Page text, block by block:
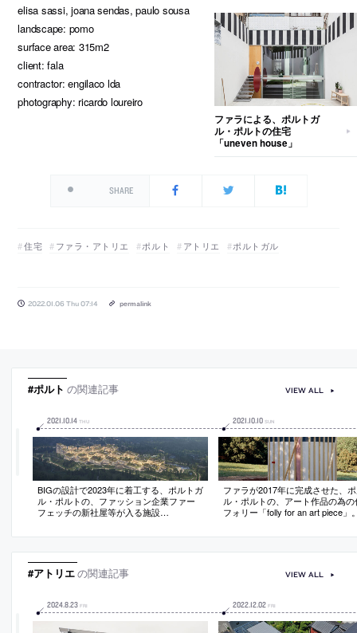
elisa sassi, joana sendas, paulo sousa
landscape: pomo
surface area: 315m2
client: fala
contractor: engilaco lda
photography: ricardo loureiro
ファラによる、ポルトガ
ル・ポルトの住宅
「uneven house」
SHARE
住宅 ファラ・アトリエ ポルト アトリエ ポルトガル
2022.01.06 Thu 07:14 permalink
#ポルト の関連記事
2021 10.14 THU
BIGの設計で2023年に着工する、ポルトガ
ル・ポルトの、ファッション企業ファー
フェッチの新社屋等が入る施設
の建物によって全体が構成され、敷地の
周辺環境を取り込み、活気に満ちた都市
的なアンサンブルを生み出す
2021 10.10 SUN
ファラが2017年に完成させた、
ル・ポルトの、アート作品の為の
フォリー「folly for an art piece」
ポストモダンの両方の、神殿、仮
VIEW ALL
#アトリエの関連記事
2024.8.23 FRI 2022.12.02 FRI
VIEW ALL